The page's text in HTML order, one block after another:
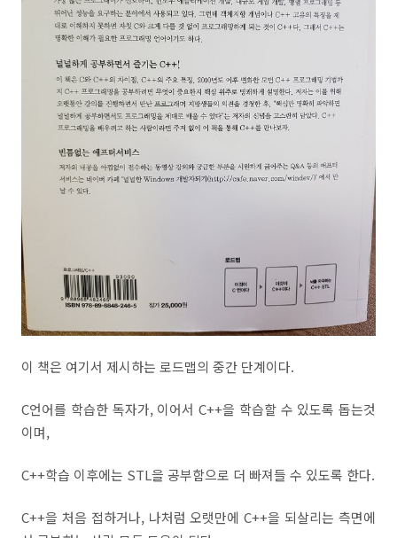
이 책은 여기서 제시하는 로드맵의 중간 단계이다.
C언어를 학습한 독자가, 이어서 C++을 학습할 수 있도록 돕는것
이며,
C++학습 이후에는 STL을 공부함으로 더 빠져들 수 있도록 한다.
C++을 처음 접하거나, 나처럼 오랫만에 C++을 되살리는 측면에